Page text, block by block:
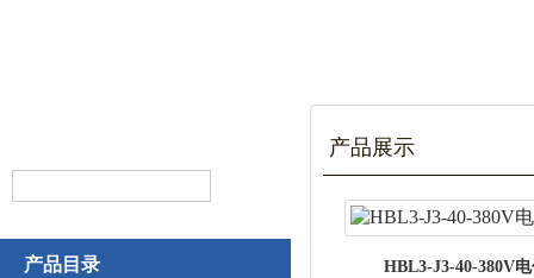
产品目录
产品展示
HBL3-J3-40-380V